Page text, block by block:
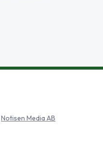
Notisen Media AB